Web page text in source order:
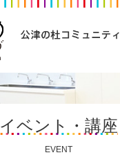
イベント・講座
EVENT